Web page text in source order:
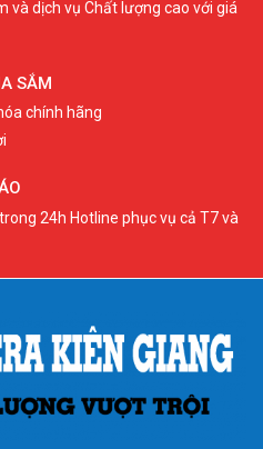
và dịch vụ Chất lượng cao với giá
SẮM
chính hãng
24h Hotline phục vụ cả T7 và